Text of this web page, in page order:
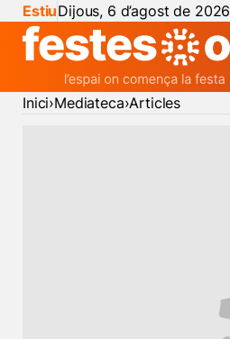
EstiuDijous, 6 d’agost de 2026
Inici Mediateca Articles